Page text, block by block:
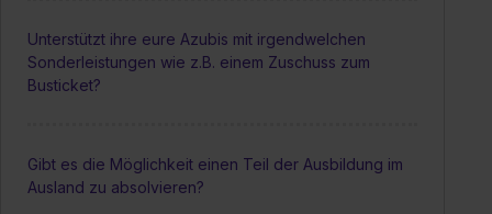
Unterstützt ihre eure Azubis mit irgendwelchen
Sonderleistungen wie z.B. einem Zuschuss zum
Busticket?
Gibt es die Möglichkeit einen Teil der Ausbildung im
Ausland zu absolvieren?